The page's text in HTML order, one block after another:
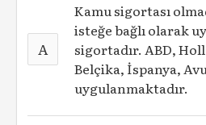
A
Kamu sigortası
isteğe bağlı olarak
sigortadır. ABD,
Belçika, İspanya,
uygulanmaktadır.